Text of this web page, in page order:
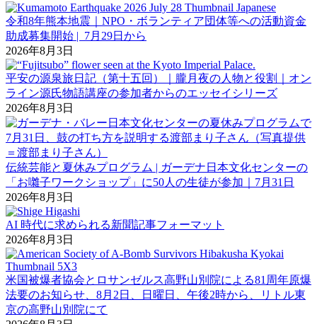
令和8年熊本地震｜NPO・ボランティア団体等への活動資金
助成募集開始 | 7月29日から
2026年8月3日
平安の源泉旅日記（第十五回）｜朧月夜の人物と役割｜オン
ライン源氏物語講座の参加者からのエッセイシリーズ
2026年8月3日
伝統芸能と夏休みプログラム | ガーデナ日本文化センターの
「お囃子ワークショップ」に50人の生徒が参加｜7月31日
2026年8月3日
AI 時代に求められる新聞記事フォーマット
2026年8月3日
米国被爆者協会とロサンゼルス高野山別院による81周年原爆
法要のお知らせ、8月2日、日曜日、午後2時から、リトル東
京の高野山別院にて